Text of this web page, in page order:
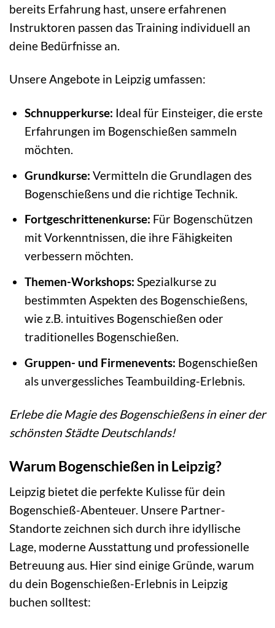
bereits Erfahrung hast, unsere erfahrenen
Instruktoren passen das Training individuell an
deine Bedürfnisse an.
Unsere Angebote in Leipzig umfassen:
Schnupperkurse: Ideal für Einsteiger, die erste
Erfahrungen im Bogenschießen sammeln
möchten.
Grundkurse: Vermitteln die Grundlagen des
Bogenschießens und die richtige Technik.
Fortgeschrittenenkurse: Für Bogenschützen
mit Vorkenntnissen, die ihre Fähigkeiten
verbessern möchten.
Themen-Workshops: Spezialkurse zu
bestimmten Aspekten des Bogenschießens,
wie z.B. intuitives Bogenschießen oder
traditionelles Bogenschießen.
Gruppen- und Firmenevents: Bogenschießen
als unvergessliches Teambuilding-Erlebnis.
Erlebe die Magie des Bogenschießens in einer der
schönsten Städte Deutschlands!
Warum Bogenschießen in Leipzig?
Leipzig bietet die perfekte Kulisse für dein
Bogenschieß-Abenteuer. Unsere Partner-
Standorte zeichnen sich durch ihre idyllische
Lage, moderne Ausstattung und professionelle
Betreuung aus. Hier sind einige Gründe, warum
du dein Bogenschießen-Erlebnis in Leipzig
buchen solltest: